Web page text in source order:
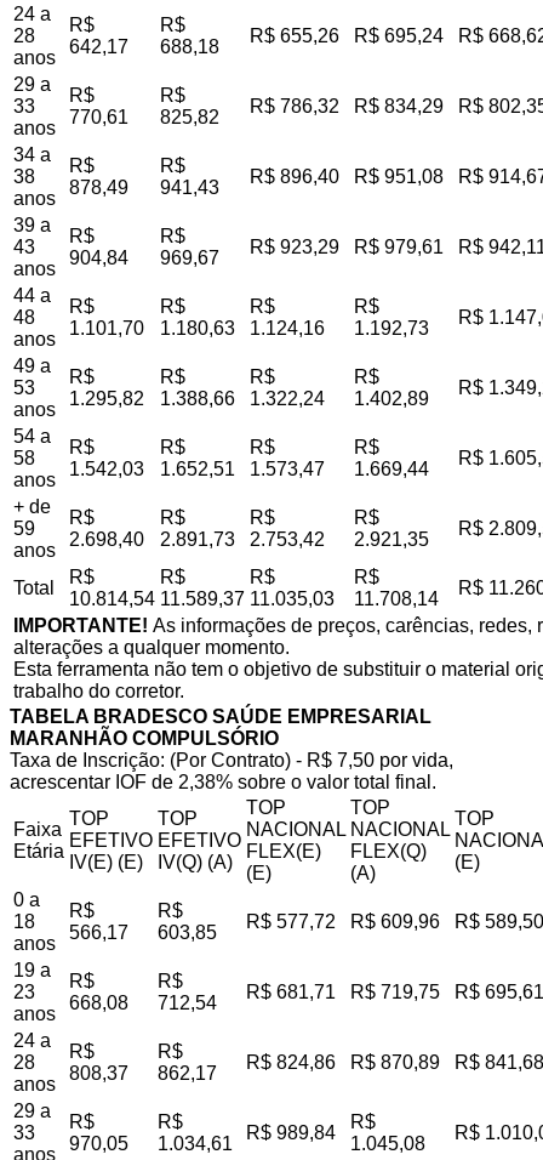
24 a
28
anos
R$
642,17
R$
688,18
R$ 655,26 R$ 695,24 R$
29 a
33
anos
R$
770,61
R$
825,82
R$ 786,32 R$ 834,29 R$
34 a
38
anos
R$
878,49
R$
941,43
R$ 896,40 R$ 951,08 R$
39 a
43
anos
R$
904,84
R$
969,67
R$ 923,29 R$ 979,61 R$
44 a
48
anos
R$
1.101,70
R$
1.180,63
R$
1.124,16
R$
1.192,73
R$
49 a
53
anos
R$
1.295,82
R$
1.388,66
R$
1.322,24
R$
1.402,89
R$
54 a
58
anos
R$
1.542,03
R$
1.652,51
R$
1.573,47
R$
1.669,44
R$
+ de
59
anos
R$
2.698,40
R$
2.891,73
R$
2.753,42
R$
2.921,35
R$
Total
R$
10.814,54
R$
11.589,37
R$
11.035,03
R$
11.708,14
R$
IMPORTANTE! As informações de preços, carências,
alterações a qualquer momento.
Esta ferramenta não tem o objetivo de substituir o material
trabalho do corretor.
TABELA BRADESCO SAÚDE EMPRESARIAL
MARANHÃO COMPULSÓRIO
Taxa de Inscrição: (Por Contrato) - R$ 7,50 por vida,
acrescentar IOF de 2,38% sobre o valor total final.
Faixa
Etária
TOP
EFETIVO
IV(E) (E)
TOP
EFETIVO
IV(Q) (A)
TOP
NACIONAL
FLEX(E)
(E)
TOP
NACIONAL
FLEX(Q)
(A)
TOP
(E)
0 a
18
anos
R$
566,17
R$
603,85
R$ 577,72 R$ 609,96 R$ 589,50
19 a
23
anos
R$
668,08
R$
712,54
R$ 681,71 R$ 719,75 R$ 695,61
24 a
28
anos
R$
808,37
R$
862,17
R$ 824,86 R$ 870,89 R$ 841,68
29 a
33
anos
R$
970,05
R$
1.034,61
R$ 989,84
R$
1.045,08
R$